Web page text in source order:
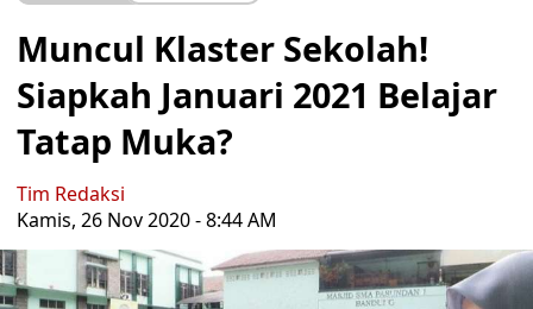
Muncul Klaster Sekolah!
Siapkah Januari 2021 Belajar
Tatap Muka?
Tim Redaksi
Kamis, 26 Nov 2020 - 8:44 AM